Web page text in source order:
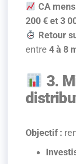
CA
200 € et 3
Retour
entre 4 à 8
3.
Objectif :